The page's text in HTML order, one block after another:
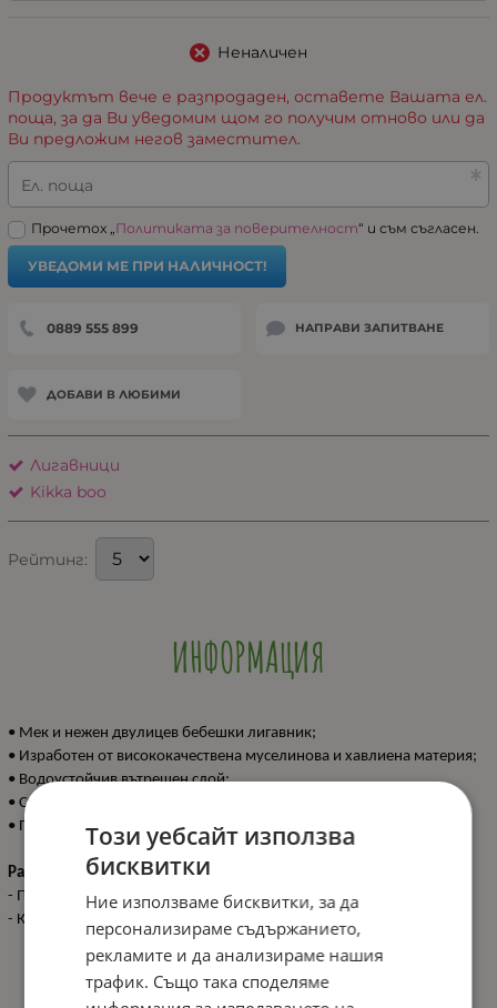
Неналичен
Продуктът вече е разпродаден, оставете Вашата ел.
поща, за да Ви уведомим щом го получим отново или да
Ви предложим негов заместител.
Ел. поща
Прочетох „Политиката за поверителност“ и съм съгласен.
УВЕДОМИ МЕ ПРИ НАЛИЧНОСТ!
0889 555 899 НАПРАВИ ЗАПИТВАНЕ
ДОБАВИ В ЛЮБИМИ
Лигавници
Kikka boo
Рейтинг:
ИНФОРМАЦИЯ
• Мек и нежен двулицев бебешки лигавник;
• Изработен от висококачествена муселинова и хавлиена материя;
• Водоустойчив вътрешен слой;
• Състав: 90% памук 10% PES;
• Произведено в България.
Размери:
- Продукт: 25x30 см / N.W. 0.025 кг
- Кашон: 30x40x60 см / G.W. 5.91 кг / 200 pcs/ctn
Този уебсайт използва
бисквитки
Ние използваме бисквитки, за да
персонализираме съдържанието,
рекламите и да анализираме нашия
трафик. Също така споделяме